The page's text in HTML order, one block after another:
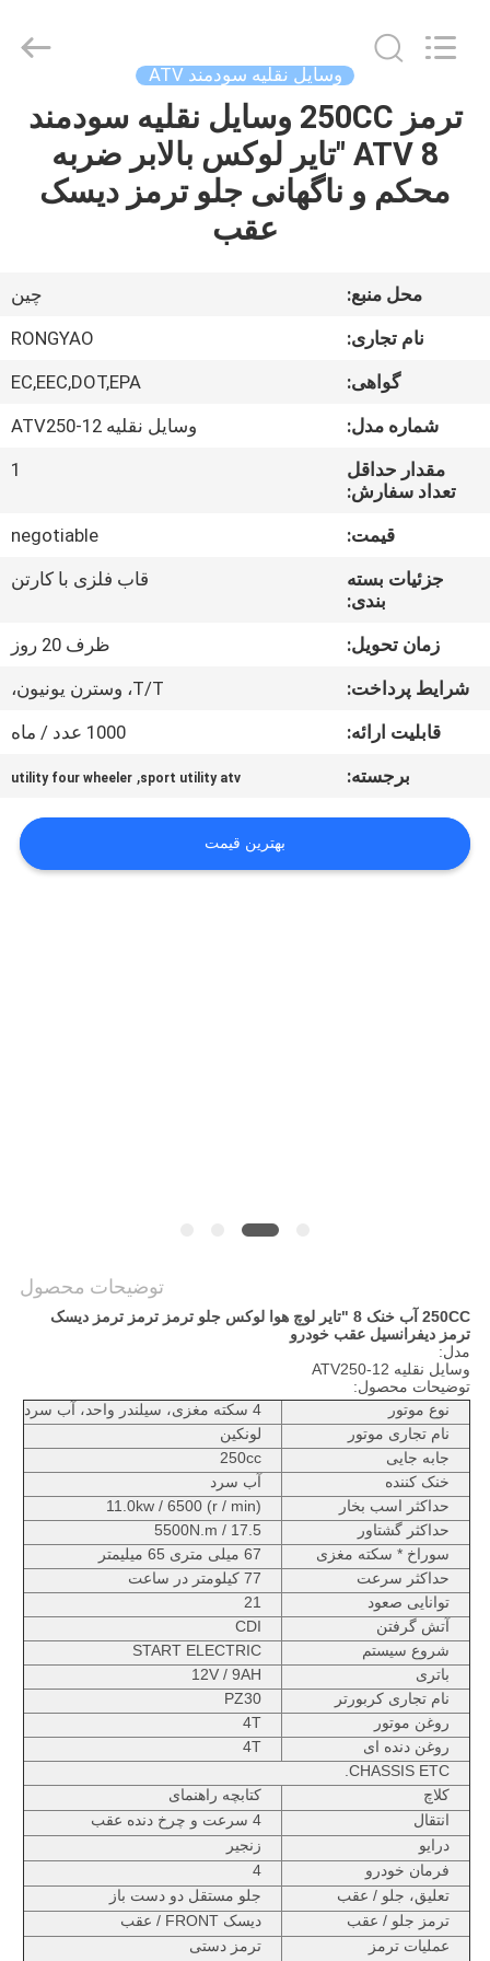
خانه
محصولات
کارخانه
کنترل
کیفیت
تماس
بگیرید
قول
Vehicle
Co.,Ltd.
وسایل نقلیه سودمند ATV
ترمز 250CC وسایل نقلیه سودمند
ATV 8 "تایر لوکس بالابر ضربه
محکم و ناگهانی جلو ترمز دیسک
عقب
محل منبع:
چين
نام تجاری:
RONGYAO
گواهی:
EC,EEC,DOT,EPA
شماره مدل:
وسایل نقلیه ATV250-12
مقدار حداقل
تعداد سفارش:
1
قیمت:
negotiable
جزئیات بسته
بندی:
قاب فلزی با کارتن
زمان تحویل:
ظرف 20 روز
شرایط پرداخت:
T/T، وسترن یونیون،
قابلیت ارائه:
1000 عدد / ماه
برجسته:
sport utility atv
,
utility four wheeler
بهترین قیمت
توضیحات محصول
250CC آب خنک 8 "تایر لوچ هوا لوکس جلو ترمز ترمز ترمز دیسک
ترمز دیفرانسیل عقب خودرو
مدل:
وسایل نقلیه ATV250-12
توضیحات محصول:
نوع موتور
4 سکته مغزی، سیلندر واحد، آب سرد
نام تجاری موتور
لونکین
جابه جایی
250cc
خنک کننده
آب سرد
حداکثر اسب بخار
11.0kw / 6500 (r / min)
حداکثر گشتاور
17.5 / 5500N.m
سوراخ * سکته مغزی
67 میلی متری 65 میلیمتر
حداکثر سرعت
77 کیلومتر در ساعت
توانایی صعود
21
آتش گرفتن
CDI
شروع سیستم
START ELECTRIC
باتری
12V / 9AH
نام تجاری کربورتر
PZ30
روغن موتور
4T
روغن دنده ای
4T
CHASSIS ETC.
کلاچ
کتابچه راهنمای
انتقال
4 سرعت و چرخ دنده عقب
درایو
زنجیر
فرمان خودرو
4
تعلیق، جلو / عقب
جلو مستقل دو دست باز
ترمز جلو / عقب
دیسک FRONT / عقب
عملیات ترمز
ترمز دستی